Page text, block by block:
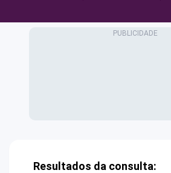
Resultados da consulta: